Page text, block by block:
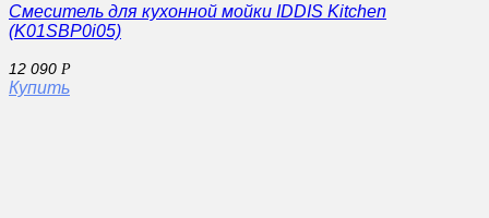
Смеситель для кухонной мойки IDDIS Kitchen
(K01SBP0i05)
12 090 Р
Купить